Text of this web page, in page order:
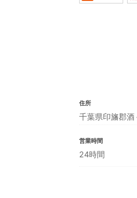
住所
千葉県印旛郡酒
営業時間
24時間